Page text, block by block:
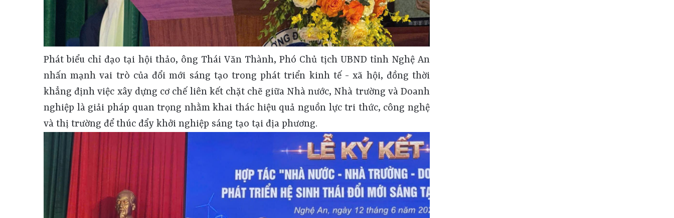
Phát biểu chỉ đạo tại hội thảo, ông Thái Văn Thành, Phó Chủ tịch UBND tỉnh Nghệ An
nhấn mạnh vai trò của đổi mới sáng tạo trong phát triển kinh tế - xã hội, đồng thời
khẳng định việc xây dựng cơ chế liên kết chặt chẽ giữa Nhà nước, Nhà trường và Doanh
nghiệp là giải pháp quan trọng nhằm khai thác hiệu quả nguồn lực tri thức, công nghệ
và thị trường để thúc đẩy khởi nghiệp sáng tạo tại địa phương.